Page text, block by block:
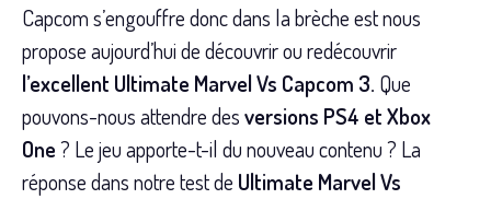
Capcom s’engouffre donc dans la brèche est nous
propose aujourd’hui de découvrir ou redécouvrir
l’excellent Ultimate Marvel Vs Capcom 3. Que
pouvons-nous attendre desversions PS4 et Xbox
One? Le jeu apporte-t-il du nouveau contenu ? La
réponse dans notre test de Ultimate Marvel Vs